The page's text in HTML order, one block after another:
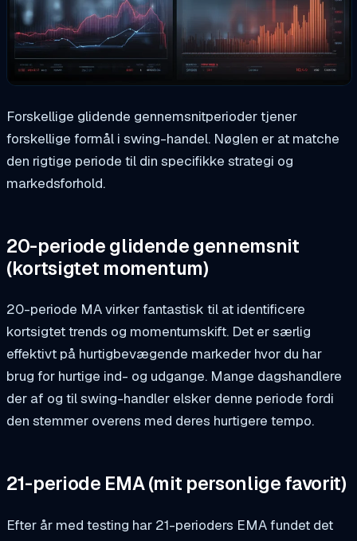
Forskellige glidende gennemsnitperioder tjener
forskellige formål i swing-handel. Nøglen er at matche
den rigtige periode til din specifikke strategi og
markedsforhold.
20-periode glidende gennemsnit
(kortsigtet momentum)
20-periode MA virker fantastisk til at identificere
kortsigtet trends og momentumskift. Det er særlig
effektivt på hurtigbevægende markeder hvor du har
brug for hurtige ind- og udgange. Mange dagshandlere
der af og til swing-handler elsker denne periode fordi
den stemmer overens med deres hurtigere tempo.
21-periode EMA (mit personlige favorit)
Efter år med testing har 21-perioders EMA fundet det